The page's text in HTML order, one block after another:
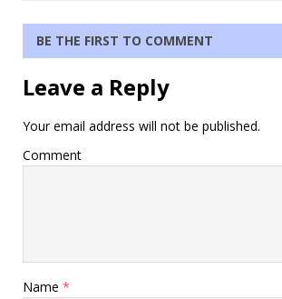
BE THE FIRST TO COMMENT
Leave a Reply
Your email address will not be published.
Comment
Name *